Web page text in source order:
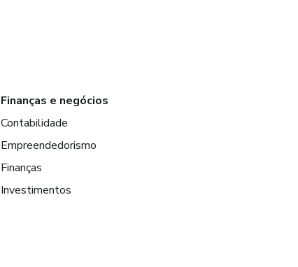
Finanças e negócios
Contabilidade
Empreendedorismo
Finanças
Investimentos